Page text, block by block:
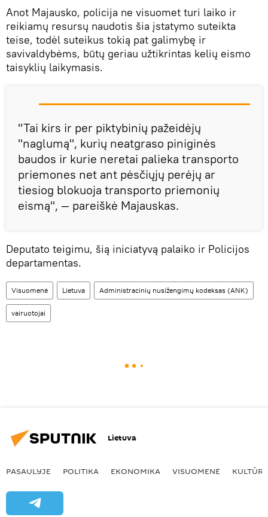
Anot Majausko, policija ne visuomet turi laiko ir
reikiamų resursų naudotis šia įstatymo suteikta
teise, todėl suteikus tokią pat galimybę ir
savivaldybėms, būtų geriau užtikrintas kelių eismo
taisyklių laikymasis.
"Tai kirs ir per piktybinių pažeidėjų
"naglumą", kurių neatgraso piniginės
baudos ir kurie neretai palieka transporto
priemones net ant pėsčiųjų perėjų ar
tiesiog blokuoja transporto priemonių
eismą", — pareiškė Majauskas.
Deputato teigimu, šią iniciatyvą palaiko ir Policijos
departamentas.
Visuomenė Lietuva Administracinių nusižengimų kodeksas (ANK)
vairuotojai
Lietuva
PASAULYJE POLITIKA EKONOMIKA VISUOMENĖ KULTŪRA